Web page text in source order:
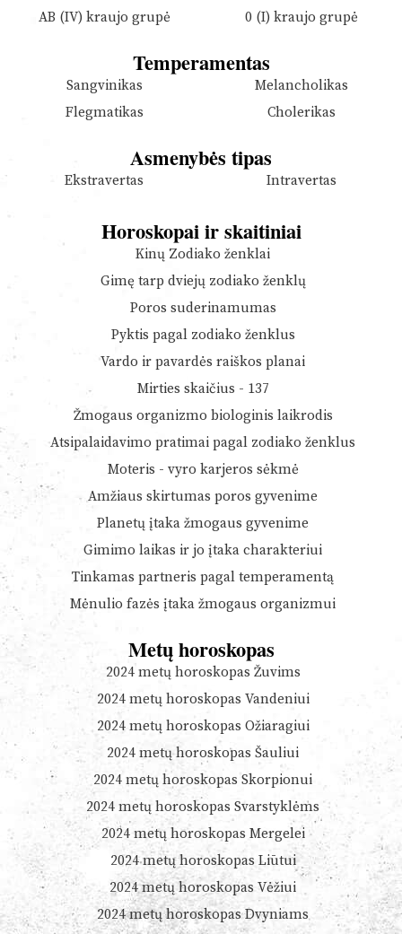
AB (IV) kraujo grupė
0 (I) kraujo grupė
Temperamentas
Sangvinikas
Melancholikas
Flegmatikas
Cholerikas
Asmenybės tipas
Ekstravertas Intravertas
Horoskopai ir skaitiniai
Kinų Zodiako ženklai
Gimę tarp dviejų zodiako ženklų
Poros suderinamumas
Pyktis pagal zodiako ženklus
Vardo ir pavardės raiškos planai
Mirties skaičius - 137
Žmogaus organizmo biologinis laikrodis
Atsipalaidavimo pratimai pagal zodiako ženklus
Moteris - vyro karjeros sėkmė
Amžiaus skirtumas poros gyvenime
Planetų įtaka žmogaus gyvenime
Gimimo laikas ir jo įtaka charakteriui
Tinkamas partneris pagal temperamentą
Mėnulio fazės įtaka žmogaus organizmui
Metų horoskopas
2024 metų horoskopas Žuvims
2024 metų horoskopas Vandeniui
2024 metų horoskopas Ožiaragiui
2024 metų horoskopas Šauliui
2024 metų horoskopas Skorpionui
2024 metų horoskopas Svarstyklėms
2024 metų horoskopas Mergelei
2024 metų horoskopas Liūtui
2024 metų horoskopas Vėžiui
2024 metų horoskopas Dvyniams